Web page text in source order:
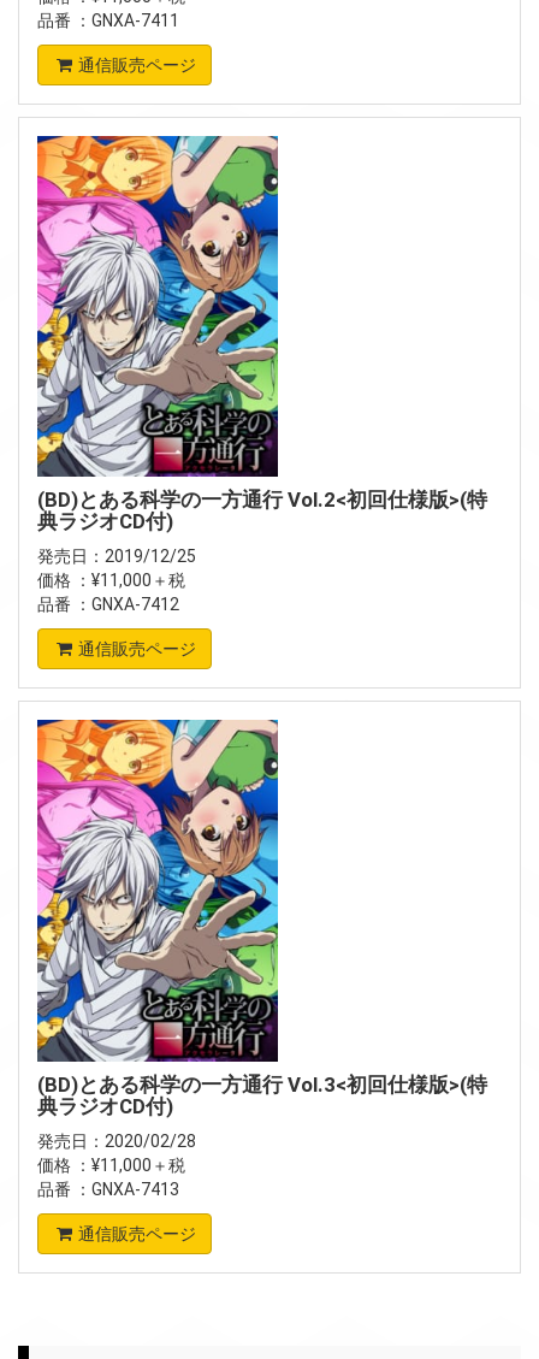
品番 ：GNXA-7411
通信販売ページ
(BD)とある科学の一方通行 Vol.2<初回仕様版>(特
典ラジオCD付)
発売日：2019/12/25
価格 ：¥11,000＋税
品番 ：GNXA-7412
通信販売ページ
(BD)とある科学の一方通行 Vol.3<初回仕様版>(特
典ラジオCD付)
発売日：2020/02/28
価格 ：¥11,000＋税
品番 ：GNXA-7413
通信販売ページ